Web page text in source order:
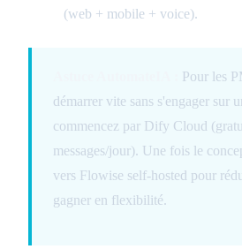
(web + mobile + voice).
Pour les
démarrer vite sans s'engager sur
commencez par Dify Cloud
messages/jour). Une fois le
vers Flowise self-hosted pour
gagner en flexibilité.